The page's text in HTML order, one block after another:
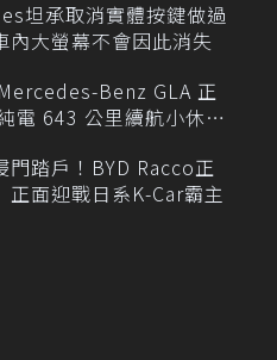
坦承取消實體按鍵做過
大螢幕不會因此消失
Benz GLA 正
電 643 公里續航小休
門踏戶！BYD Racco正
面迎戰日系K-Car霸主